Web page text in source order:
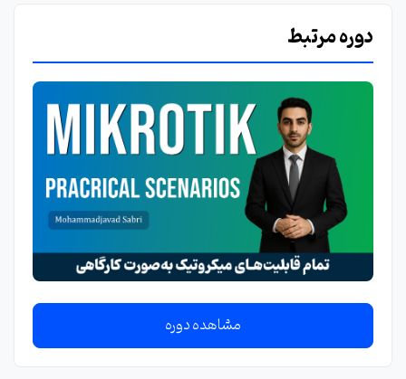
دوره مرتبط
مشاهده دوره